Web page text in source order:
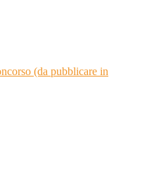
(da pubblicare in